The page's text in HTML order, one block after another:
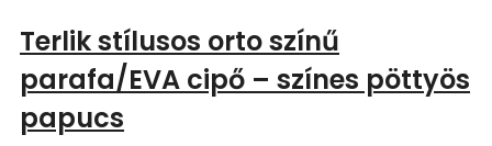
Terlik stílusos orto színű
parafa/EVA cipő – színes pöttyös
papucs